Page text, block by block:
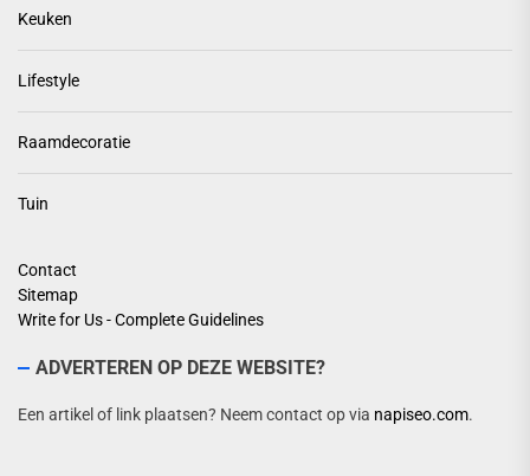
Keuken
Lifestyle
Raamdecoratie
Tuin
Contact
Sitemap
Write for Us - Complete Guidelines
ADVERTEREN OP DEZE WEBSITE?
Een artikel of link plaatsen? Neem contact op via napiseo.com.